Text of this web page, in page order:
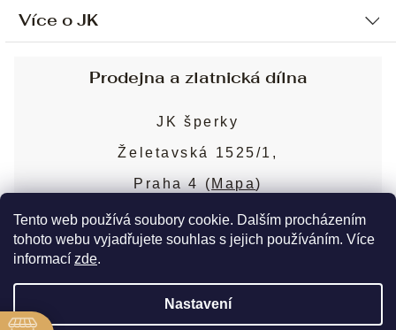
Tento web používá soubory cookie. Dalším procházením
tohoto webu vyjadřujete souhlas s jejich používáním. Více
informací zde.
Nastavení
Ochrana osobních údajů
Sjednání osobní schůzky
Obchodní podmínky
Puncovní značky
Více o JK
Blog
Nejčastější dotazy
Prodejna a zlatnická dílna
JK šperky
Želetavská 1525/1,
Praha 4 ( Mapa)
Více o prodejně
Copyright 2026JK šperky. Všechna práva
vyhrazena.
Upravit nastavení cookies